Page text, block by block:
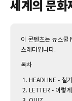
세계의 문
이 콘텐츠는 뉴스
스레터입니다.‌
목차
HEADLINE - 철
LETTER - 이렇